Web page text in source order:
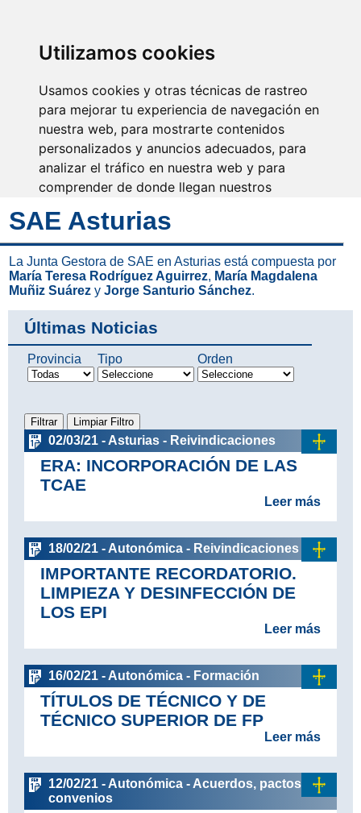
Utilizamos cookies
Usamos cookies y otras técnicas de rastreo
para mejorar tu experiencia de navegación en
nuestra web, para mostrarte contenidos
personalizados y anuncios adecuados, para
analizar el tráfico en nuestra web y para
comprender de donde llegan nuestros
Aceptar
Rechazar
Configurar
Nuestra ayuda y tu
formación mejoran la
profesión
SAE Asturias
La Junta Gestora de SAE en Asturias está compuesta por
María Teresa Rodríguez Aguirrez, María Magdalena
Muñiz Suárez yJorge Santurio Sánchez.
Últimas Noticias
Provincia Tipo Orden
02/03/21 - Asturias - Reivindicaciones
ERA: INCORPORACIÓN DE LAS
TCAE
Leer más
18/02/21 - Autonómica - Reivindicaciones
IMPORTANTE RECORDATORIO.
LIMPIEZA Y DESINFECCIÓN DE
LOS EPI
Leer más
16/02/21 - Autonómica - Formación
TÍTULOS DE TÉCNICO Y DE
TÉCNICO SUPERIOR DE FP
Leer más
12/02/21 - Autonómica - Acuerdos, pactos y
convenios